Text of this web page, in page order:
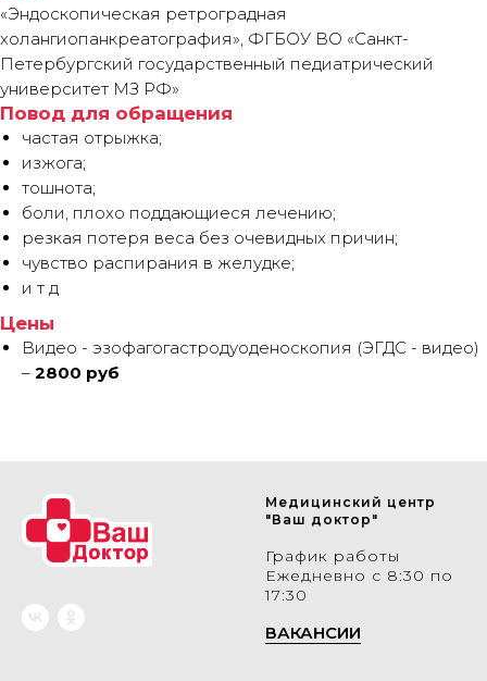
«Эндоскопическая ретроградная
холангиопанкреатография», ФГБОУ ВО «Санкт-
Петербургский государственный педиатрический
университет МЗ РФ»
Повод для обращения
частая отрыжка;
изжога;
тошнота;
боли, плохо поддающиеся лечению;
резкая потеря веса без очевидных причин;
чувство распирания в желудке;
и т д
Цены
Видео - эзофагогастродуоденоскопия (ЭГДС - видео)
– 2800 руб
Медицинский центр
"Ваш доктор"
График работы
Ежедневно с 8:30 по
17:30
ВАКАНСИИ